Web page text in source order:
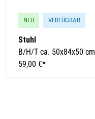
NEU VERFÜGBAR
Stuhl
B/H/T ca. 50x84x50 cm
59,00 €*